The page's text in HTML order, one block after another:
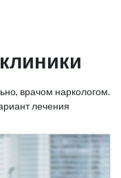
врачом наркологом.
лечения